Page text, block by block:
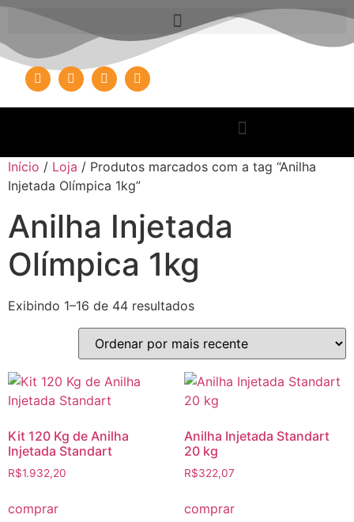
Início / Loja / Produtos marcados com a tag “Anilha
Injetada Olímpica 1kg”
Anilha Injetada
Olímpica 1kg
Exibindo 1–16 de 44 resultados
Kit 120 Kg de Anilha
Injetada Standart
R$1.932,20
comprar
Anilha Injetada Standart
20 kg
R$322,07
comprar